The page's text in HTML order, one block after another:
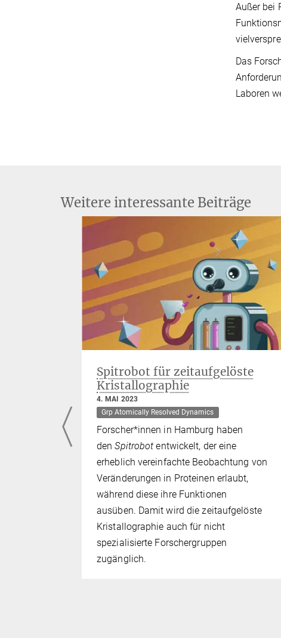
Außer bei
Das
Laboren
Weitere interessante Beiträge
Spitrobot für zeitaufgelöste
Kristallographie
4. MAI 2023
Grp Atomically Resolved Dynamics
Forscher*innen in Hamburg haben
denSpitrobot entwickelt, der eine
erheblich vereinfachte Beobachtung von
Veränderungen in Proteinen erlaubt,
während diese ihre Funktionen
ausüben. Damit wird die zeitaufgelöste
Kristallographie auch für nicht
spezialisierte Forschergruppen
zugänglich.